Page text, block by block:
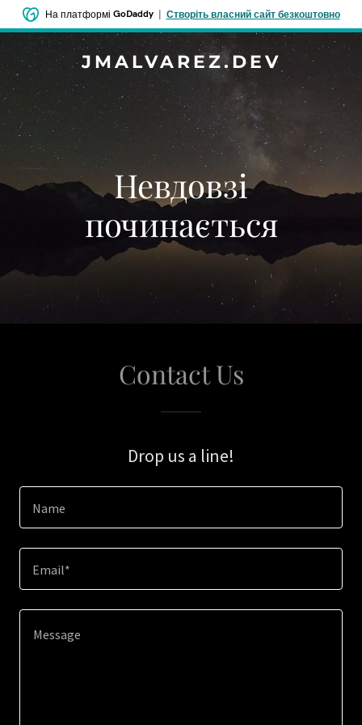
На платформі GoDaddy| Створіть власний сайт безкоштовно
JMALVAREZ.DEV
Невдовзі
починається
Contact Us
Drop us a line!
Name
Email*